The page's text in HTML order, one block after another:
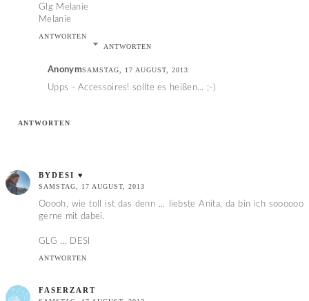
Glg Melanie
Melanie
ANTWORTEN
ANTWORTEN
AnonymSAMSTAG, 17 AUGUST, 2013
Upps - Accessoires! sollte es heißen... ;-)
ANTWORTEN
BYDESI ♥
SAMSTAG, 17 AUGUST, 2013
Ooooh, wie toll ist das denn ... liebste Anita, da bin ich soooooo
gerne mit dabei.
GLG ... DESI
ANTWORTEN
FASERZART